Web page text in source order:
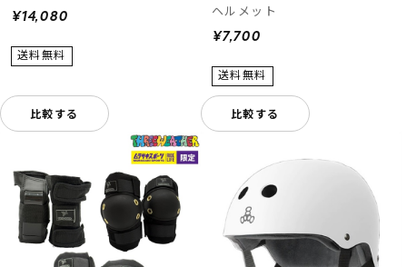
¥14,080
比較する
ヘルメット
¥7,700
比較する